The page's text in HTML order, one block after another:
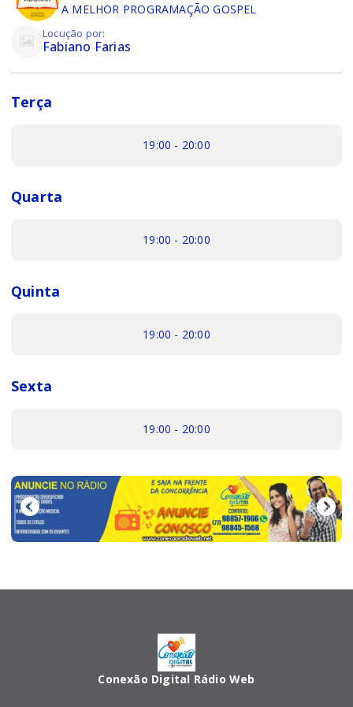
A MELHOR PROGRAMAÇÃO GOSPEL
Locução por:
Fabiano Farias
Terça
19:00 - 20:00
Quarta
19:00 - 20:00
Quinta
19:00 - 20:00
Sexta
19:00 - 20:00
Conexão Digital Rádio Web